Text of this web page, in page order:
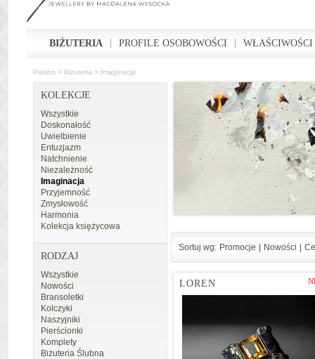
BIŻUTERIA PROFILE OSOBOWOŚCI
Pasión > Biżuteria > Imaginacja
KOLEKCJE
Wszystkie
Doskonałość
Uwielbienie
Entuzjazm
Natchnienie
Niezależność
Imaginacja
Przyjemność
Zmysłowość
Harmonia
Kolekcja księżycowa
RODZAJ
Wszystkie
Nowości
Bransoletki
Kolczyki
Naszyjniki
Pierścionki
Komplety
Biżuteria Ślubna
Sortuj wg: Promocje Nowości
LOREN